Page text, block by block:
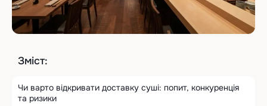
Зміст:
Чи варто відкривати доставку суші: попит, конкуренція
та ризики